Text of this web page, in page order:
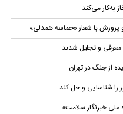
به‌کار می‌کند
پرورش با شعار «حماسه همدلی»
معرفی و تجلیل شدند
را شناسایی و حل کند
ملی خبرنگار سلامت»